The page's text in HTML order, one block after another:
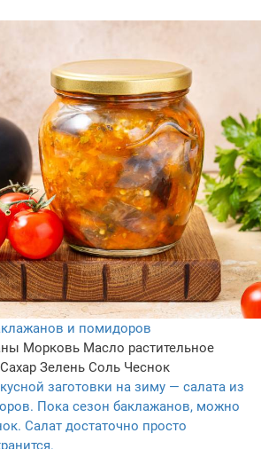
и помидоров
Морковь Масло растительное
Сахар Зелень Соль Чеснок
заготовки на зиму — салата из
Пока сезон баклажанов, можно
Салат достаточно просто